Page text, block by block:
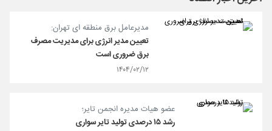
مدیرعامل برق منطقه ای تهران:
تعیین مدیر انرژی برای مدیریت مصرف
برق ضروری است
۱۴۰۴/۰۲/۱۲
عضو هیات مدیره انجمن تایر؛
رشد ۱۵ درصدی تولید تایر سواری